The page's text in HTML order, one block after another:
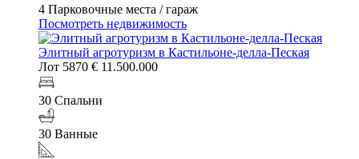
4 Парковочные места / гараж
Посмотреть недвижимость
Элитный агротуризм в Кастильоне-делла-Пеская
Лот 5870 € 11.500.000
30 Спальни
30 Ванные